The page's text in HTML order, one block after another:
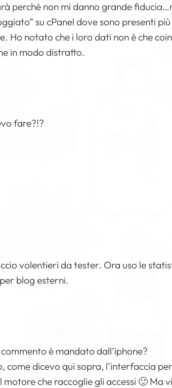
perchè non mi danno grande
su cPanel dove sono presenti
Ho notato che i loro dati non è che
in modo distratto.
fare?!?
volentieri da tester. Ora uso le
blog esterni.
è mandato dall’iphone?
come dicevo qui sopra, l’interfaccia
motore che raccoglie gli accessi 🙂 Ma